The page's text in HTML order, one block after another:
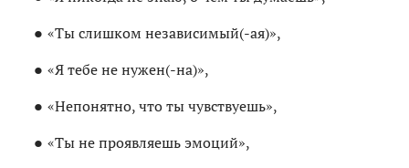
«Ты слишком независимый(-ая)»,
«Я тебе не нужен(-на)»,
«Непонятно, что ты чувствуешь»,
«Ты не проявляешь эмоций»,